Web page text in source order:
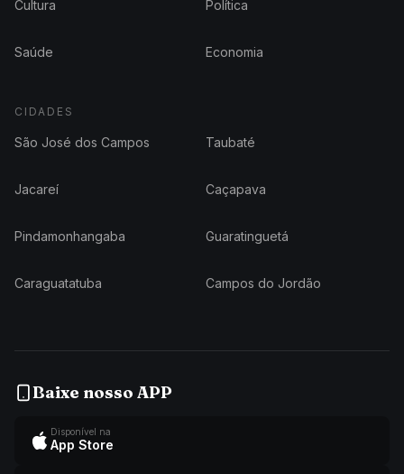
Cultura Política
Saúde Economia
CIDADES
São José dos Campos Taubaté
Jacareí Caçapava
Pindamonhangaba Guaratinguetá
Caraguatatuba Campos do Jordão
Baixe nosso APP
Disponível na
App Store